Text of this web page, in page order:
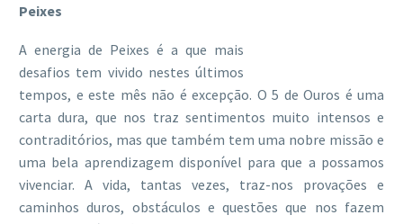
Peixes
A energia de Peixes é a que mais
desafios tem vivido nestes últimos
tempos, e este mês não é excepção. O 5 de Ouros é uma
carta dura, que nos traz sentimentos muito intensos e
contraditórios, mas que também tem uma nobre missão e
uma bela aprendizagem disponível para que a possamos
vivenciar. A vida, tantas vezes, traz-nos provações e
caminhos duros, obstáculos e questões que nos fazem